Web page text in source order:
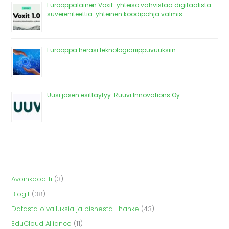
Eurooppalainen Voxit-yhteisö vahvistaa digitaalista
suvereniteettia: yhteinen koodipohja valmis
Eurooppa heräsi teknologiariippuvuuksiin
Uusi jäsen esittäytyy: Ruuvi Innovations Oy
Avoinkoodi.fi (3)
Blogit (38)
Datasta oivalluksia ja bisnestä -hanke (43)
EduCloud Alliance (11)